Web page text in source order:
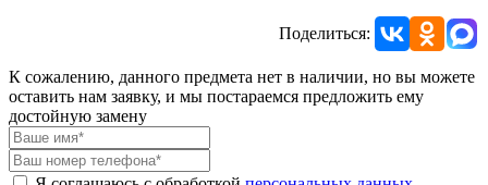
Поделиться:
К сожалению, данного предмета нет в наличии, но вы можете
оставить нам заявку, и мы постараемся предложить ему
достойную замену